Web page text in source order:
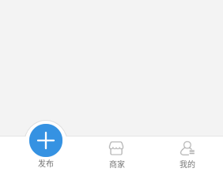
发布 商家 我的